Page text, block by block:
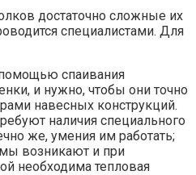
достаточно сложные их
специалистами. Для
помощью спаивания
и нужно, чтобы они точно
навесных конструкций.
наличия специального
же, умения им работать;
возникают и при
необходима тепловая